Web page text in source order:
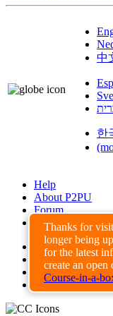
Thanks for
longer being
for the latest
create an
Course-in-a-
中
한
Help
About P2PU
Forum
Found a Bug?
Creative
Share-Alike
Privacy
Terms of Use